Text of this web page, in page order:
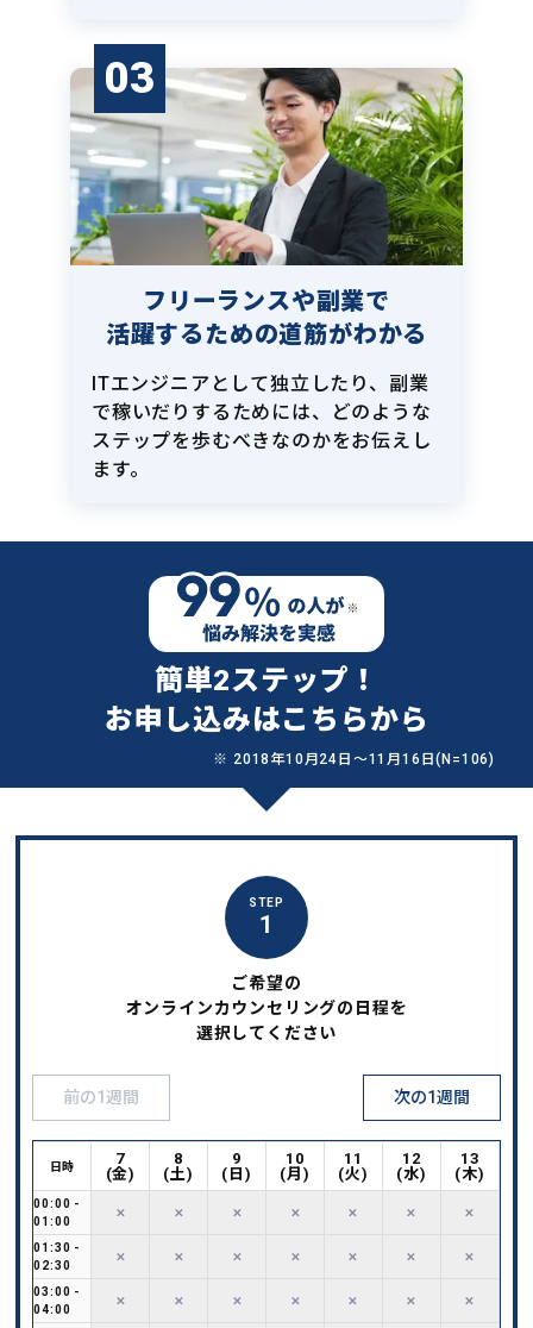
03
フリーランスや副業で
活躍するための道筋がわかる
ITエンジニアとして独立したり、副業
で稼いだりするためには、どのような
ステップを歩むべきなのかをお伝えし
ます。
簡単2ステップ！
お申し込みはこちらから
※ 2018年10月24日〜11月16日(N=106)
STEP
1
ご希望の
オンラインカウンセリングの日程を
選択してください
前の1週間 次の1週間
日時
00:00 -
01:00
01:30 -
02:30
03:00 -
04:00
7
(金)
✕
✕
✕
8
(土)
✕
✕
✕
9
( 日 )
✕
✕
✕
10
(月 )
✕
✕
✕
11
(火)
✕
✕
✕
12
(水)
✕
✕
✕
13
(木)
✕
✕
✕